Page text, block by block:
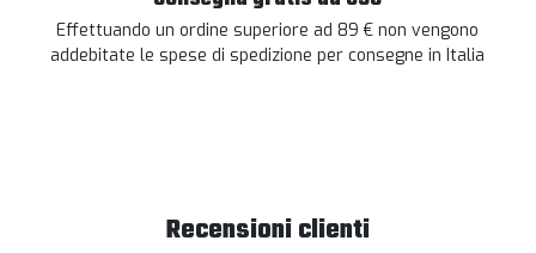
Effettuando un ordine superiore ad 89 € non vengono
addebitate le spese di spedizione per consegne in Italia
Recensioni clienti